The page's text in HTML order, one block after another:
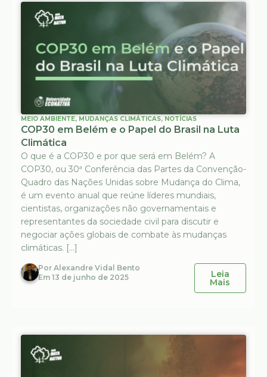
MEIO AMBIENTE, MUDANÇAS CLIMÁTICAS, NOTÍCIAS
COP30 em Belém e o Papel do Brasil na Luta
Climática
O que é a COP30 e por que será em Belém? A
COP30, ou 30ª Conferência das Partes da Convenção-
Quadro das Nações Unidas sobre Mudança do Clima,
é um evento anual que reúne líderes mundiais,
cientistas, organizações não governamentais e
representantes da sociedade civil para discutir e
negociar ações globais de combate às mudanças
climáticas. […]
Por Alexandre Vidal Bento
Em 13 de junho de 2025 Leia
Mais